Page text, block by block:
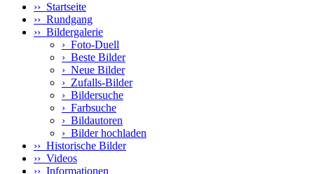
›› Startseite
›› Rundgang
›› Bildergalerie
› Foto-Duell
› Beste Bilder
› Neue Bilder
› Zufalls-Bilder
› Bildersuche
› Farbsuche
› Bildautoren
› Bilder hochladen
›› Historische Bilder
›› Videos
›› Informationen